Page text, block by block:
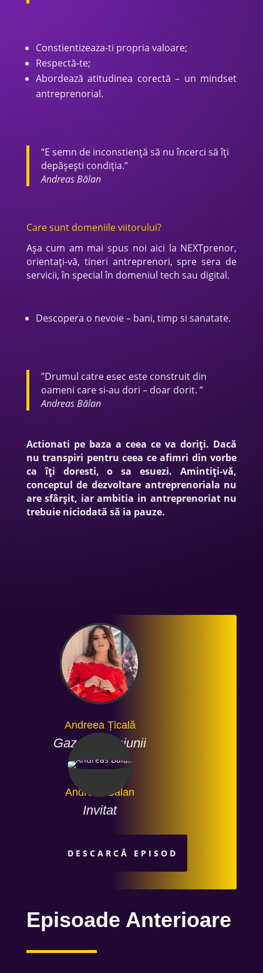
Constientizeaza-ti propria valoare;
Respectă-te;
Abordează atitudinea corectă – un mindset
antreprenorial.
“E semn de inconstiență să nu încerci să îți
depășești condiția.”
Andreas Bălan
Care sunt domeniile viitorului?
Așa cum am mai spus noi aici la NEXTprenor,
orientați-vă, tineri antreprenori, spre sera de
servicii, în special în domeniul tech sau digital.
Descopera o nevoie – bani, timp si sanatate.
”Drumul catre esec este construit din
oameni care si-au dori – doar dorit. ”
Andreas Bălan
Actionati pe baza a ceea ce va doriți. Dacă
nu transpiri pentru ceea ce afimri din vorbe
ca îți doresti, o sa esuezi.
Amintiți-vă,
conceptul de dezvoltare antreprenoriala nu
are sfârșit, iar ambitia in antreprenoriat nu
trebuie niciodată să ia pauze.
Andreea Țicală
Gazda Emisiunii
Andreas Bălan
Invitat
DESCARCĂ EPISOD
Episoade Anterioare